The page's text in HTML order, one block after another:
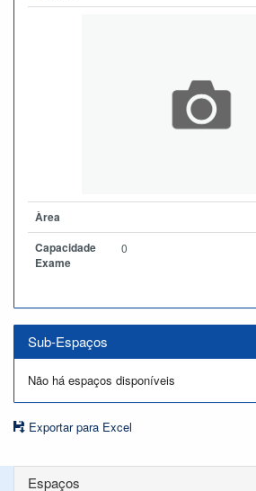
Àrea
Capacidade
Exame
0
Sub-Espaços
Não há espaços disponíveis
Exportar para Excel
Espaços